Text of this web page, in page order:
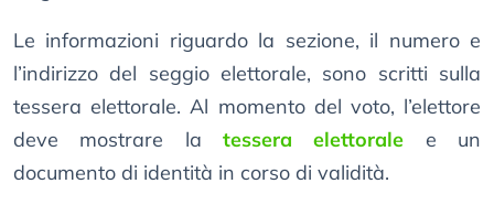
Le informazioni riguardo la sezione, il numero e
l’indirizzo del seggio elettorale, sono scritti sulla
tessera elettorale. Al momento del voto, l’elettore
deve mostrare la tessera elettorale e un
documento di identità in corso di validità.